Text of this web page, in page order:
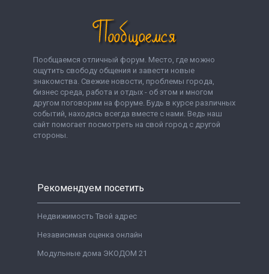
Пообщаемся отличный форум. Место, где можно
ощутить свободу общения и завести новые
знакомства. Свежие новости, проблемы города,
бизнес среда, работа и отдых - об этом и многом
другом поговорим на форуме. Будь в курсе различных
событий, находясь всегда вместе с нами. Ведь наш
сайт помогает посмотреть на свой город с другой
стороны.
Рекомендуем посетить
Недвижимость Твой адрес
Независимая оценка онлайн
Модульные дома ЭКОДОМ 21